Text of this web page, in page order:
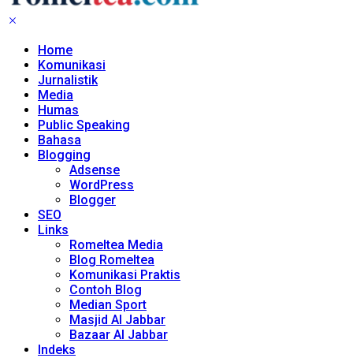
Home
Komunikasi
Jurnalistik
Media
Humas
Public Speaking
Bahasa
Blogging
Adsense
WordPress
Blogger
SEO
Links
Romeltea Media
Blog Romeltea
Komunikasi Praktis
Contoh Blog
Median Sport
Masjid Al Jabbar
Bazaar Al Jabbar
Indeks